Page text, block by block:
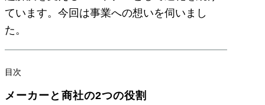
ています。今回は事業への想いを伺いまし
た。
目次
メーカーと商社の2つの役割